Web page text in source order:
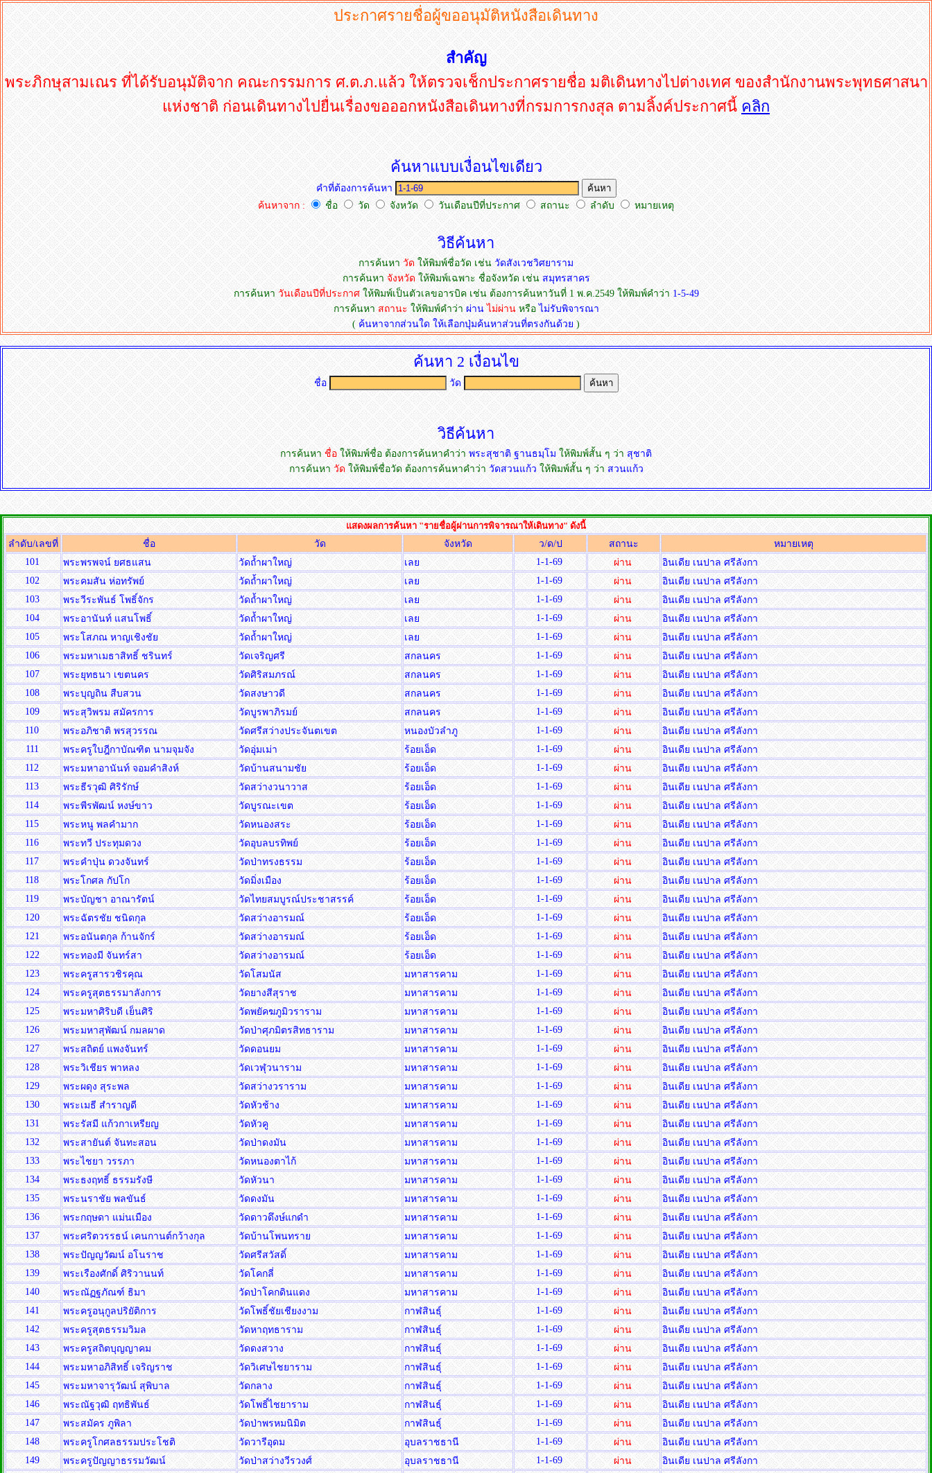
ประกาศรายชื่อผู้ขออนุมัติหนังสือเดินทาง
สำคัญ
พระภิกษุสามเณร ที่ได้รับอนุมัติจาก คณะกรรมการ ศ.ต.ภ.แล้ว ให้ตรวจเช็กประกาศรายชื่อ มติเดินทางไปต่างเทศ ของสำนักงานพระพุทธศาสนา
แห่งชาติ ก่อนเดินทางไปยื่นเรื่องขอออกหนังสือเดินทางที่กรมการกงสุล ตามลิ้งค์ประกาศนี้คลิก
ค้นหาแบบเงื่อนไขเดียว
คำที่ต้องการค้นหา
ค้นหาจาก :
ชื่อ วัด จังหวัด วันเดือนปีที่ประกาศ สถานะ ลำดับ หมายเหตุ
วิธีค้นหา
การค้นหา วัด ให้พิมพ์ชื่อวัด เช่น วัดสังเวชวิศยาราม
การค้นหา จังหวัด ให้พิมพ์เฉพาะ ชื่อจังหวัด เช่น สมุทรสาคร
การค้นหา วันเดือนปีที่ประกาศให้พิมพ์เป็นตัวเลขอารบิค เช่น ต้องการค้นหาวันที่ 1 พ.ค.2549 ให้พิมพ์คำว่า1-5-49
การค้นหาสถานะ ให้พิมพ์คำว่า ผ่าน ไม่ผ่านหรือ ไม่รับพิจารณา
( ค้นหาจากส่วนใด ให้เลือกปุ่มค้นหาส่วนที่ตรงกันด้วย)
ค้นหา 2 เงื่อนไข
ชื่อ วัด
วิธีค้นหา
การค้นหา ชื่อ ให้พิมพ์ชื่อ ต้องการค้นหาคำว่า พระสุชาติ ฐานธมฺโม ให้พิมพ์สั้น ๆ ว่า สุชาต
การค้นหา วัด ให้พิมพ์ชื่อวัด ต้องการค้นหาคำว่า วัดสวนแก้ว ให้พิมพ์สั้น ๆ ว่า สวนแก้ว
แสดงผลการค้นหา "รายชื่อผู้ผ่านการพิจารณาให้เดินทาง" ดังนี้
ลำดับ/เลขที่
ชื่อ วัด จังหวัด ว/ด/ป สถานะ
หมายเหตุ
101
พระพรพจน์ ยศธแสน วัดถ้ำผาใหญ่ เลย 1-1-69 ผ่าน
อินเดีย เนปาล ศรีลังกา
102
พระคมสัน ห่อทรัพย์ วัดถ้ำผาใหญ่ เลย 1-1-69 ผ่าน
อินเดีย เนปาล ศรีลังกา
103
พระวีระพันธ์ โพธิ์จักร วัดถ้ำผาใหญ่ เลย 1-1-69 ผ่าน
อินเดีย เนปาล ศรีลังกา
104
พระอานันท์ แสนโพธิ์ วัดถ้ำผาใหญ่ เลย 1-1-69 ผ่าน
อินเดีย เนปาล ศรีลังกา
105
พระโสภณ หาญเชิงชัย วัดถ้ำผาใหญ่ เลย 1-1-69 ผ่าน
อินเดีย เนปาล ศรีลังกา
106
พระมหาเมธาสิทธิ์ ชรินทร์ วัดเจริญศรี สกลนคร 1-1-69 ผ่าน
อินเดีย เนปาล ศรีลังกา
107
พระยุทธนา เขตนคร วัดศิริสมภรณ์ สกลนคร 1-1-69 ผ่าน
อินเดีย เนปาล ศรีลังกา
108
พระบุญถิน สืบสวน วัดสงษาวดี สกลนคร 1-1-69 ผ่าน
อินเดีย เนปาล ศรีลังกา
109
พระสุวิพรม สมัครการ วัดบูรพาภิรมย์ สกลนคร 1-1-69 ผ่าน
อินเดีย เนปาล ศรีลังกา
110
พระอภิชาติ พรสุวรรณ วัดศรีสว่างประจันตเขต หนองบัวลำภู 1-1-69 ผ่าน
อินเดีย เนปาล ศรีลังกา
111
พระครูใบฎีกาบัณฑิต นามจุมจัง วัดอุ่มเม่า ร้อยเอ็ด 1-1-69 ผ่าน
อินเดีย เนปาล ศรีลังกา
112
พระมหาอานันท์ จอมคำสิงห์ วัดบ้านสนามชัย ร้อยเอ็ด 1-1-69 ผ่าน
อินเดีย เนปาล ศรีลังกา
113
พระธีรวุฒิ ศิริรักษ์ วัดสว่างวนาวาส ร้อยเอ็ด 1-1-69 ผ่าน
อินเดีย เนปาล ศรีลังกา
114
พระพีรพัฒน์ หงษ์ขาว วัดบูรณะเขต ร้อยเอ็ด 1-1-69 ผ่าน
อินเดีย เนปาล ศรีลังกา
115
พระหนู พลคำมาก วัดหนองสระ ร้อยเอ็ด 1-1-69 ผ่าน
อินเดีย เนปาล ศรีลังกา
116
พระทวี ประทุมดวง วัดอุบลบรทิพย์ ร้อยเอ็ด 1-1-69 ผ่าน
อินเดีย เนปาล ศรีลังกา
117
พระคำปุ่น ดวงจันทร์ วัดป่าทรงธรรม ร้อยเอ็ด 1-1-69 ผ่าน
อินเดีย เนปาล ศรีลังกา
118
พระโกศล กัปโก วัดมิ่งเมือง ร้อยเอ็ด 1-1-69 ผ่าน
อินเดีย เนปาล ศรีลังกา
119
พระบัญชา อาณารัตน์ วัดไทยสมบูรณ์ประชาสรรค์ ร้อยเอ็ด 1-1-69 ผ่าน
อินเดีย เนปาล ศรีลังกา
120
พระฉัตรชัย ชนิดกุล วัดสว่างอารมณ์ ร้อยเอ็ด 1-1-69 ผ่าน
อินเดีย เนปาล ศรีลังกา
121
พระอนันตกุล ก้านจักร์ วัดสว่างอารมณ์ ร้อยเอ็ด 1-1-69 ผ่าน
อินเดีย เนปาล ศรีลังกา
122
พระทองมี จันทร์สา วัดสว่างอารมณ์ ร้อยเอ็ด 1-1-69 ผ่าน
อินเดีย เนปาล ศรีลังกา
123
พระครูสารวชิรคุณ วัดโสมนัส มหาสารคาม 1-1-69 ผ่าน
อินเดีย เนปาล ศรีลังกา
124
พระครูสุตธรรมาลังการ วัดยางสีสุราช มหาสารคาม 1-1-69 ผ่าน
อินเดีย เนปาล ศรีลังกา
125
พระมหาศิริบดี เย็นศิริ วัดพยัคฆภูมิวราราม มหาสารคาม 1-1-69 ผ่าน
อินเดีย เนปาล ศรีลังกา
126
พระมหาสุพัฒน์ กมลผาด วัดป่าศุภมิตรสิทธาราม มหาสารคาม 1-1-69 ผ่าน
อินเดีย เนปาล ศรีลังกา
127
พระสถิตย์ แพงจันทร์ วัดดอนยม มหาสารคาม 1-1-69 ผ่าน
อินเดีย เนปาล ศรีลังกา
128
พระวิเชียร พาหลง วัดเวฬุวนาราม มหาสารคาม 1-1-69 ผ่าน
อินเดีย เนปาล ศรีลังกา
129
พระผดุง สุระพล วัดสว่างวราราม มหาสารคาม 1-1-69 ผ่าน
อินเดีย เนปาล ศรีลังกา
130
พระเมธี สำราญดี วัดหัวช้าง มหาสารคาม 1-1-69 ผ่าน
อินเดีย เนปาล ศรีลังกา
131
พระรัสมี แก้วกาเหรียญ วัดหัวคู มหาสารคาม 1-1-69 ผ่าน
อินเดีย เนปาล ศรีลังกา
132
พระสายันต์ จันทะสอน วัดป่าดงมัน มหาสารคาม 1-1-69 ผ่าน
อินเดีย เนปาล ศรีลังกา
133
พระไชยา วรรภา วัดหนองตาไก้ มหาสารคาม 1-1-69 ผ่าน
อินเดีย เนปาล ศรีลังกา
134
พระธงฤทธิ์ ธรรมรังษี วัดหัวนา มหาสารคาม 1-1-69 ผ่าน
อินเดีย เนปาล ศรีลังกา
135
พระนราชัย พลขันธ์ วัดดงมัน มหาสารคาม 1-1-69 ผ่าน
อินเดีย เนปาล ศรีลังกา
136
พระกฤษดา แม่นเมือง วัดดาวดึงษ์แกดำ มหาสารคาม 1-1-69 ผ่าน
อินเดีย เนปาล ศรีลังกา
137
พระศริตวรรธน์ เคนกานต์กว้างกุล วัดบ้านโพนทราย มหาสารคาม 1-1-69 ผ่าน
อินเดีย เนปาล ศรีลังกา
138
พระปัญญวัฒน์ อโนราช วัดศรีสวัสดิ์ มหาสารคาม 1-1-69 ผ่าน
อินเดีย เนปาล ศรีลังกา
139
พระเรืองศักดิ์ ศิริวานนท์ วัดโคกลี่ มหาสารคาม 1-1-69 ผ่าน
อินเดีย เนปาล ศรีลังกา
140
พระณัฏฐภัณฑ์ ธิมา วัดป่าโคกดินแดง มหาสารคาม 1-1-69 ผ่าน
อินเดีย เนปาล ศรีลังกา
141
พระครูอนุกูลปริยัติการ วัดโพธิ์ชัยเชียงงาม กาฬสินธุ์ 1-1-69 ผ่าน
อินเดีย เนปาล ศรีลังกา
142
พระครูสุตธรรมวิมล วัดหาฤทธาราม กาฬสินธุ์ 1-1-69 ผ่าน
อินเดีย เนปาล ศรีลังกา
143
พระครูสถิตบุญญาคม วัดดงสวาง กาฬสินธุ์ 1-1-69 ผ่าน
อินเดีย เนปาล ศรีลังกา
144
พระมหาอภิสิทธิ์ เจริญราช วัดวิเศษไชยาราม กาฬสินธุ์ 1-1-69 ผ่าน
อินเดีย เนปาล ศรีลังกา
145
พระมหาจารุวัฒน์ สุพิบาล วัดกลาง กาฬสินธุ์ 1-1-69 ผ่าน
อินเดีย เนปาล ศรีลังกา
146
พระณัฐวุฒิ ฤทธิพันธ์ วัดโพธิ์ไชยาราม กาฬสินธุ์ 1-1-69 ผ่าน
อินเดีย เนปาล ศรีลังกา
147
พระสมัคร ภูพิลา วัดป่าพรหมนิมิต กาฬสินธุ์ 1-1-69 ผ่าน
อินเดีย เนปาล ศรีลังกา
148
พระครูโกศลธรรมประโชติ วัดวารีอุดม อุบลราชธานี 1-1-69 ผ่าน
อินเดีย เนปาล ศรีลังกา
149
พระครูปัญญาธรรมวัฒน์ วัดป่าสว่างวีรวงศ์ อุบลราชธานี 1-1-69 ผ่าน
อินเดีย เนปาล ศรีลังกา